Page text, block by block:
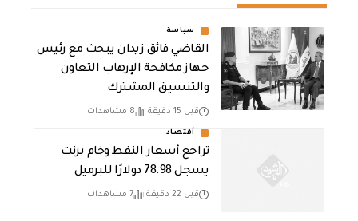
سياسة
القاضي فائق زيدان يبحث مع رئيس
جهاز مكافحة الإرهاب التعاون
والتنسيق المشترك
قبل 15 دقيقة 8 مشاهدات
أقتصاد
تراجع أسعار النفط وخام برنت
يسجل 78.98 دولارًا للبرميل
قبل 22 دقيقة 7 مشاهدات